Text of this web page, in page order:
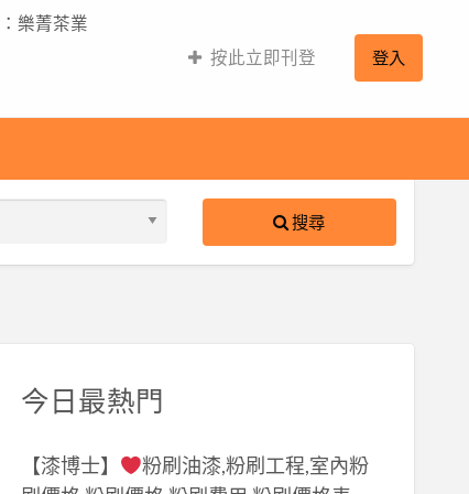
：樂菁茶業
按此立即刊登 登入
搜尋
今日最熱門
【漆博士】
粉刷油漆,粉刷工程,室內粉